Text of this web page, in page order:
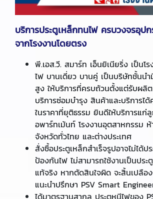
บริการประตูเหล็กทนไฟ ครบวงจรอุ
จากโรงงานโดยตรง
พี.เอส.วี. สมาร์ท เอ็นยิเนียริ่ง เป็นโ
ไฟ บานเดี่ยว บานคู่ เป็นบริษัทชั้นน
สูง ให้บริการที่ครบถ้วนตั้งแต่รับผลิ
บริการซ่อมบำรุง สินค้าและบริการไ
ในราคาที่ยุติธรรม ยินดีให้บริการแก่
อพาร์ทเม้นท์ โรงงานอุตสาหกรรม
จังหวัดทั่วไทย และต่างประเทศ
สั่งซื้อประตูเหล็กสำเร็จรูปอาจไม่ได้
ป้องกันไฟ ไม่สามารถใช้งานเป็นประ
แท้จริง หากตัดสินใจผิด จะสิ้นเปลือ
แนะนำปรึกษา PSV Smart